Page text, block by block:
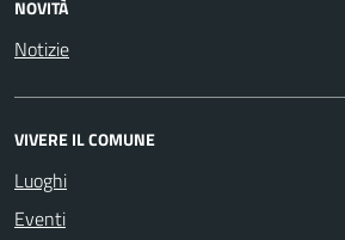
NOVITÀ
Notizie
VIVERE IL COMUNE
Luoghi
Eventi